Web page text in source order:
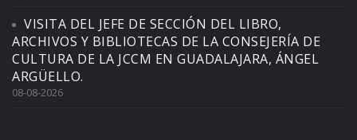
VISITA DEL JEFE DE SECCIÓN DEL LIBRO,
ARCHIVOS Y BIBLIOTECAS DE LA CONSEJERÍA DE
CULTURA DE LA JCCM EN GUADALAJARA, ÁNGEL
ARGÜELLO.
08-08-2026